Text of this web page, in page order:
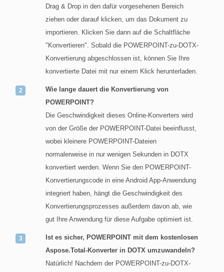
Drag & Drop in den dafür vorgesehenen Bereich
ziehen oder darauf klicken, um das Dokument zu
importieren. Klicken Sie dann auf die Schaltfläche
"Konvertieren". Sobald die POWERPOINT-zu-DOTX-
Konvertierung abgeschlossen ist, können Sie Ihre
konvertierte Datei mit nur einem Klick herunterladen.
Wie lange dauert die Konvertierung von
POWERPOINT?
Die Geschwindigkeit dieses Online-Konverters wird
von der Größe der POWERPOINT-Datei beeinflusst,
wobei kleinere POWERPOINT-Dateien
normalerweise in nur wenigen Sekunden in DOTX
konvertiert werden. Wenn Sie den POWERPOINT-
Konvertierungscode in eine Android App-Anwendung
integriert haben, hängt die Geschwindigkeit des
Konvertierungsprozesses außerdem davon ab, wie
gut Ihre Anwendung für diese Aufgabe optimiert ist.
Ist es sicher, POWERPOINT mit dem kostenlosen
Aspose.Total-Konverter in DOTX umzuwandeln?
Natürlich! Nachdem der POWERPOINT-zu-DOTX-